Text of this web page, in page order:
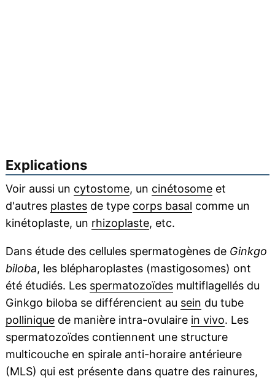
Explications
Voir aussi un cytostome, un cinétosomeet
d'autres plastesde type corps basal comme un
kinétoplaste, un rhizoplaste, etc.
Dans étude des cellules spermatogènes de Ginkgo
biloba, les blépharoplastes (mastigosomes) ont
été étudiés. Les spermatozoïdesmultiflagellés du
Ginkgo biloba se différencient au sein du tube
polliniquede manière intra-ovulaire in vivo. Les
spermatozoïdes contiennent une structure
multicouche en spirale anti-horaire antérieure
(MLS) qui est présente dans quatre des rainures,